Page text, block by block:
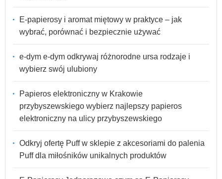
E-papierosy i aromat miętowy w praktyce – jak
wybrać, porównać i bezpiecznie używać
e-dym e-dym odkrywaj różnorodne ursa rodzaje i
wybierz swój ulubiony
Papieros elektroniczny w Krakowie
przybyszewskiego wybierz najlepszy papieros
elektroniczny na ulicy przybyszewskiego
Odkryj ofertę Puff w sklepie z akcesoriami do palenia
Puff dla miłośników unikalnych produktów